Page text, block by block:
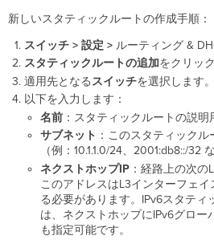
新しいスタティックルートの作成手順：
スイッチ > 設定 > ルーティング &
スタティックルートの追加をクリッ
適用先となるスイッチを選択します。
以下を入力します：
名前：スタティックルートの説明
サブネット ：このスタティック
（例：10.1.1.0/24、2001:db8::/32 な
ネクストホップIP：経路上の次の
このアドレスはL3インターフェ
る必要があります。IPv6スタテ
は、ネクストホップにIPv6グロー
も指定可能です。